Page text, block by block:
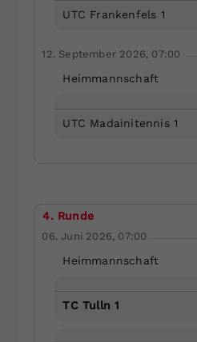
UTC Frankenfels 1
12. September 2026, 07:00
Heimmannschaft
UTC Madainitennis 1
4. Runde
06. Juni 2026, 07:00
Heimmannschaft
TC Tulln 1